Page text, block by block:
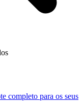
completo para os seus